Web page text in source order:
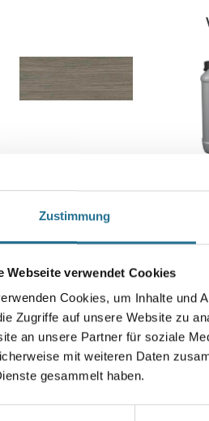
Zustimmung
Webseite verwendet Cookies
Cookies, um Inhalte und
Zugriffe auf unsere Website zu
an unsere Partner für soziale
mit weiteren Daten
gesammelt haben.
Döllken Cubu Decor 60
gr.Kernsockell. Flex life
MPlus
ZUSATZINFOS